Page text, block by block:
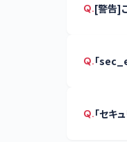
Q.[警告]
Q.「
Q.「セキ